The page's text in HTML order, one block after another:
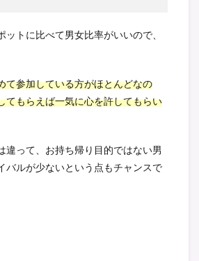
ットに比べて男女比率がいいので、
て参加している方がほとんどなの
てもらえば一気に心を許してもらい
違って、お持ち帰り目的ではない男
バルが少ないという点もチャンスで